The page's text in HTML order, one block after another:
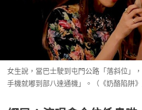
女生說，當巴士駛到屯門公路「落斜位」
手機就嘟到部八達通機」。（《奶酪陷阱》